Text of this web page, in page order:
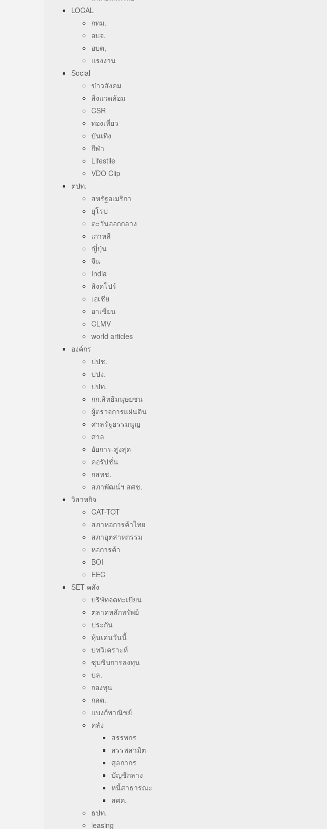
LOCAL
กทม.
อบจ.
อบต,
แรงงาน
Social
ข่าวสังคม
สิ่งแวดล้อม
CSR
ท่องเที่ยว
บันเทิง
กีฬา
Lifestile
VDO Clip
ตปท.
สหรัฐอเมริกา
ยุโรป
ตะวันออกกลาง
เกาหลี
ญี่ปุ่น
จีน
India
สิงคโปร์
เอเชีย
อาเชี่ยน
CLMV
world articles
องค์กร
ปปช.
ปปง.
ปปท.
กก.สิทธิมนุษยชน
ผู้ตรวจการแผ่นดิน
ศาลรัฐธรรมนูญ
ศาล
อัยการ-สูงสุด
คอรัปชั่น
กสทช.
สภาพัฒน์ฯ สศช.
วิสาหกิจ
CAT-TOT
สภาหอการค้าไทย
สภาอุตสาหกรรม
หอการค้า
BOI
EEC
SET-คลัง
บริษัทจดทะเบียน
ตลาดหลักทรัพย์
ประกัน
หุ้นเด่นวันนี้
บทวิเคราะห์
ซุบซิบการลงทุน
บล.
กองทุน
กลต.
แบงก์พาณิชย์
คลัง
สรรพกร
สรรพสามิต
ศุลกากร
บัญชีกลาง
หนี้สาธารณะ
สศค.
ธปท.
leasing